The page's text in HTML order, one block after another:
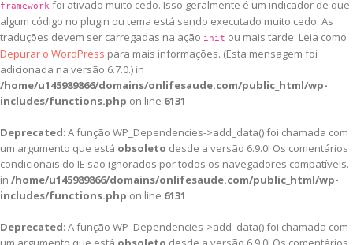
framework foi ativado muito cedo. Isso geralmente é um indicador de que
algum código no plugin ou tema está sendo executado muito cedo. As
traduções devem ser carregadas na ação init ou mais tarde. Leia como
Depurar o WordPress para mais informações. (Esta mensagem foi
adicionada na versão 6.7.0.) in
/home/u145989866/domains/onlifesaude.com/public_html/wp-
includes/functions.php on line 6131
Deprecated: A função WP_Dependencies->add_data() foi chamada com
um argumento que está obsoleto desde a versão 6.9.0! Os comentários
condicionais do IE são ignorados por todos os navegadores compatíveis.
in /home/u145989866/domains/onlifesaude.com/public_html/wp-
includes/functions.php on line 6131
Deprecated: A função WP_Dependencies->add_data() foi chamada com